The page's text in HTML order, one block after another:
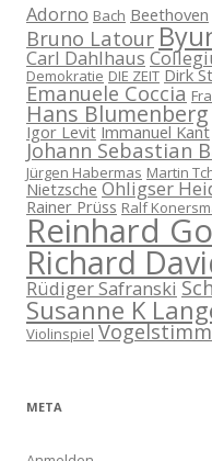
Adorno Bach Beethoven
Bruno Latour
Carl Dahlhaus
Demokratie DIE ZEIT Dirk
Emanuele Coccia
Hans Blumenberg
Igor Levit Immanuel Kant
Johann Sebastian
Jürgen Habermas Martin
Nietzsche Ohligser
Rainer Prüss Ralf
Reinhard
Richard
Rüdiger Safranski
Susanne K
Violinspiel
META